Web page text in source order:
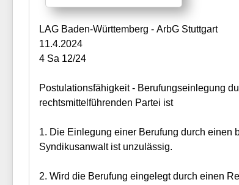
LAG Baden-Württemberg - ArbG Stuttgart
11.4.2024
4 Sa 12/24
Postulationsfähigkeit - Berufungseinlegung
rechtsmittelführenden Partei ist
1. Die Einlegung einer Berufung durch einen
Syndikusanwalt ist unzulässig.
2. Wird die Berufung eingelegt durch einen